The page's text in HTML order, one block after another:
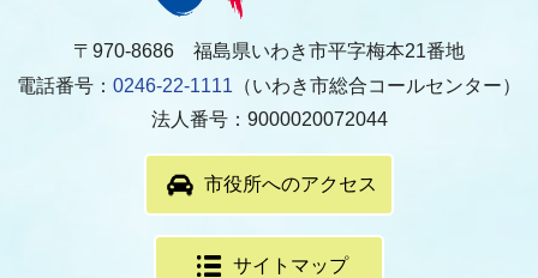
〒970-8686 福島県いわき市平字梅本21番地
電話番号： 0246-22-1111 （いわき市総合コールセンター）
法人番号：9000020072044
市役所へのアクセス
サイトマップ